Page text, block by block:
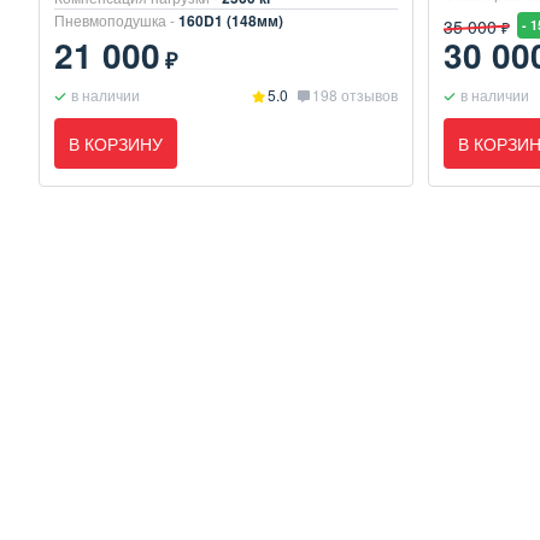
Пневмоподушка -160D1 (148мм)
21 000₽
в наличии 5.0 198 отзывов
В КОРЗИНУ
35 000 ₽ -
30
в наличии
В